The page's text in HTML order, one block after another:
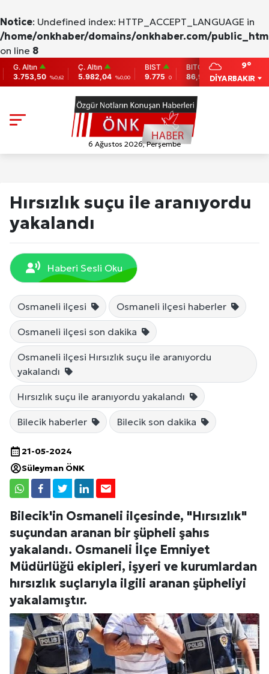
Notice: Undefined index: HTTP_ACCEPT_LANGUAGE in
/home/onkhaber/domains/onkhaber.com/
on line 8
%0,62
Ç. Altın
5.982,04 %0,00
BIST
9.775
0
BITCOIN
86,956.742
-0.31
2,007.26
DİYARBAKIR
9°
6 Ağustos 2026, Perşembe
Hırsızlık suçu ile aranıyordu
yakalandı
Haberi Sesli Oku
Osmaneli ilçesi Osmaneli ilçesi haberler
Osmaneli ilçesi son dakika
Osmaneli ilçesi Hırsızlık suçu ile aranıyordu
yakalandı
Hırsızlık suçu ile aranıyordu yakalandı
Bilecik haberler Bilecik son dakika
21-05-2024
Süleyman ÖNK
Bilecik'in Osmaneli ilçesinde, "Hırsızlık"
suçundan aranan bir şüpheli şahıs
yakalandı. Osmaneli İlçe Emniyet
Müdürlüğü ekipleri, işyeri ve kurumlardan
hırsızlık suçlarıyla ilgili aranan şüpheliyi
yakalamıştır.